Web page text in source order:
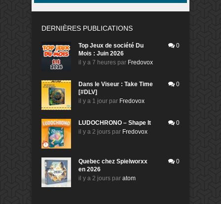
DERNIÈRES PUBLICATIONS
Top Jeux de société Du
Mois : Juin 2026
il y a 7 heures par Fredovox
0
Dans le Viseur : Take Time
[#DLV]
il y a 1 jour par Fredovox
0
LUDOCHRONO – Shape It
il y a 2 jours par Fredovox
0
Quebec chez Spielworxx
en 2026
il y a 2 jours par atom
0